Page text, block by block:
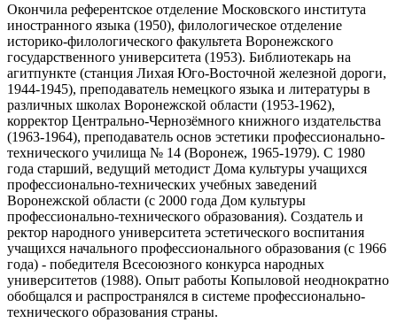
Окончила референтское отделение Московского института
иностранного языка (1950), филологическое отделение
историко-филологического факультета Воронежского
государственного университета (1953). Библиотекарь на
агитпункте (станция Лихая Юго-Восточной железной дороги,
1944-1945), преподаватель немецкого языка и литературы в
различных школах Воронежской области (1953-1962),
корректор Центрально-Чернозёмного книжного издательства
(1963-1964), преподаватель основ эстетики профессионально-
технического училища № 14 (Воронеж, 1965-1979). С 1980
года старший, ведущий методист Дома культуры учащихся
профессионально-технических учебных заведений
Воронежской области (с 2000 года Дом культуры
профессионально-технического образования). Создатель и
ректор народного университета эстетического воспитания
учащихся начального профессионального образования (с 1966
года) - победителя Всесоюзного конкурса народных
университетов (1988). Опыт работы Копыловой неоднократно
обобщался и распространялся в системе профессионально-
технического образования страны.